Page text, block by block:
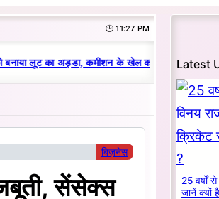
🕒 11:27 PM
लूट का अड्डा, कमीशन के खेल का हुआ भंडाफोड़ |
बिज़नेस
सेंसेक्स
Latest
25 वर्षों
जानें क्यों